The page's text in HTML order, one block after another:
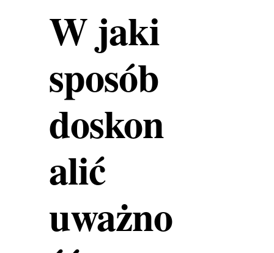
W jaki
sposób
doskon
alić
uważno